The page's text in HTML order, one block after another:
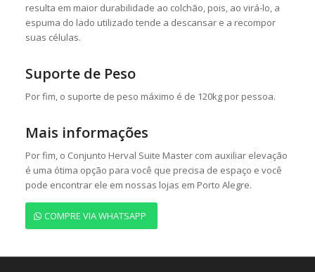
resulta em maior durabilidade ao colchão, pois, ao virá-lo, a
espuma do lado utilizado tende a descansar e a recompor
suas células.
Suporte de Peso
Por fim, o suporte de peso máximo é de 120kg por pessoa.
Mais informações
Por fim, o Conjunto Herval Suite Master com auxiliar elevação
é uma ótima opção para você que precisa de espaço e você
pode encontrar ele em nossas lojas em Porto Alegre.
COMPRE VIA WHATSAPP